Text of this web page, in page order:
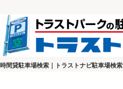
時間貸駐車場検索｜トラストナビ駐車場検索